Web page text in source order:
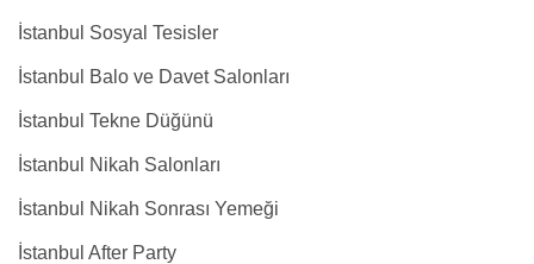
İstanbul Sosyal Tesisler
İstanbul Balo ve Davet Salonları
İstanbul Tekne Düğünü
İstanbul Nikah Salonları
İstanbul Nikah Sonrası Yemeği
İstanbul After Party